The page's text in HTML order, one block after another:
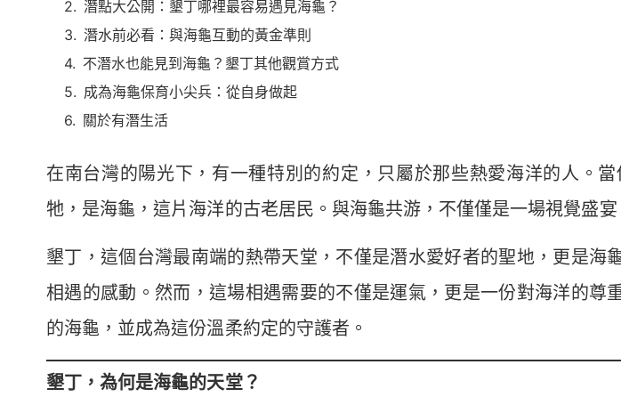
潛點大公開：墾丁哪裡最容易遇見海龜？
潛水前必看：與海龜互動的黃金準則
不潛水也能見到海龜？墾丁其他觀賞方式
成為海龜保育小尖兵：從自身做起
關於有潛生活
在南台灣的陽光下，有一種特別的約定，只屬於那些熱愛海洋的人。
牠，是海龜，這片海洋的古老居民。與海龜共游，不僅僅是一場視覺盛
墾丁，這個台灣最南端的熱帶天堂，不僅是潛水愛好者的聖地，更是
相遇的感動。然而，這場相遇需要的不僅是運氣，更是一份對海洋的
的海龜，並成為這份溫柔約定的守護者。
墾丁，為何是海龜的天堂？